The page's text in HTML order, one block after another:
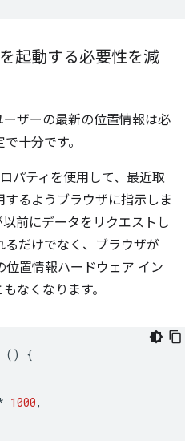
起動する必要性を減
ザーの最新の位置情報は必
十分です。
パティを使用して、最近取
るようブラウザに指示しま
前にデータをリクエストし
だけでなく、ブラウザが
位置情報ハードウェア イン
なくなります。
()
{
1000,